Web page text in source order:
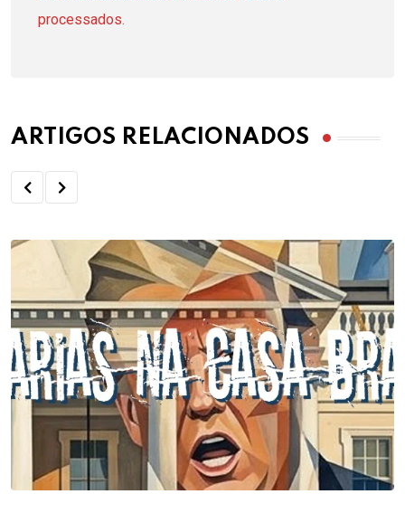
processados.
ARTIGOS RELACIONADOS